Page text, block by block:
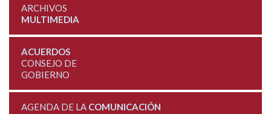
ARCHIVOS
MULTIMEDIA
ACUERDOS
CONSEJO DE
GOBIERNO
AGENDA DE LA COMUNICACIÓN